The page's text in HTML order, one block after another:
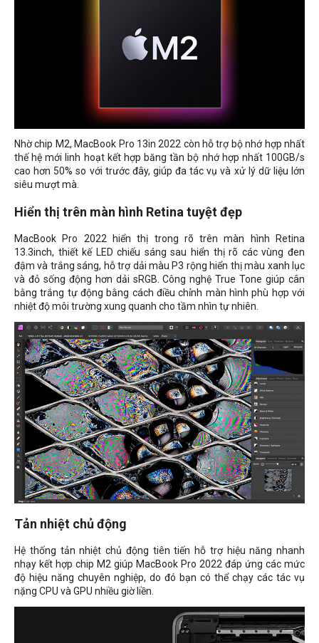
Nhờ chip M2, MacBook Pro 13in 2022 còn hỗ trợ bộ nhớ hợp nhất
thế hệ mới linh hoạt kết hợp băng tần bộ nhớ hợp nhất 100GB/s
cao hơn 50% so với trước đây, giúp đa tác vụ và xử lý dữ liệu lớn
siêu mượt mà.
Hiển thị trên màn hình Retina tuyệt đẹp
MacBook Pro 2022 hiển thị trong rõ trên màn hình Retina
13.3inch, thiết kế LED chiếu sáng sau hiển thị rõ các vùng đen
đậm và trắng sáng, hỗ trợ dải màu P3 rộng hiển thị màu xanh lục
và đỏ sống động hơn dải sRGB. Công nghệ True Tone giúp cân
bằng trắng tự động bằng cách điều chỉnh màn hình phù hợp với
nhiệt độ môi trường xung quanh cho tầm nhìn tự nhiên.
Tản nhiệt chủ động
Hệ thống tản nhiệt chủ động tiên tiến hỗ trợ hiệu năng nhanh
nhạy kết hợp chip M2 giúp MacBook Pro 2022 đáp ứng các mức
độ hiệu năng chuyên nghiệp, do đó bạn có thể chạy các tác vụ
nặng CPU và GPU nhiều giờ liền.